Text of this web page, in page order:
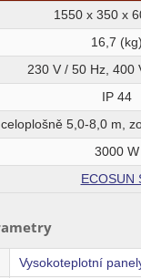
1550 x 350 x
16,7 (kg)
230 V / 50 Hz, 400
IP 44
celoplošně 5,0-8,0 m,
3000 W
ECOSUN
Vysokoteplotní